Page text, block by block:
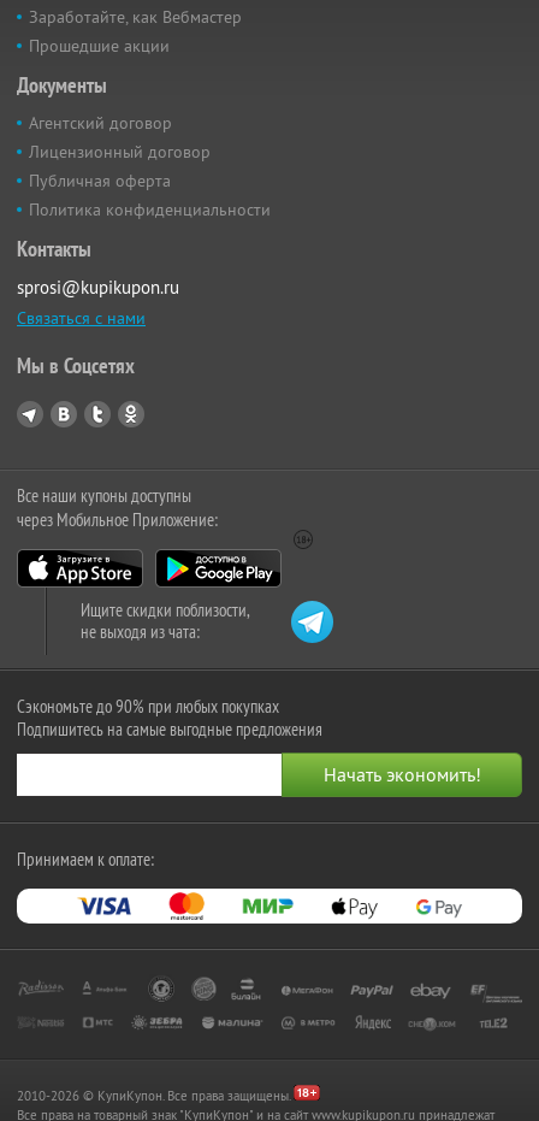
Заработайте, как Вебмастер
Прошедшие акции
Документы
Агентский договор
Лицензионный договор
Публичная оферта
Политика конфиденциальности
Контакты
sprosi@kupikupon.ru
Связаться с нами
Мы в Соцсетях
Все наши купоны доступны
через Мобильное Приложение:
Ищите скидки поблизости,
не выходя из чата:
Сэкономьте до 90% при любых покупках
Подпишитесь на самые выгодные предложения
Принимаем к оплате:
2010-2026 © КупиКупон. Все права защищены.
Все права на товарный знак "КупиКупон" и на сайт www.kupikupon.ru принадлежат